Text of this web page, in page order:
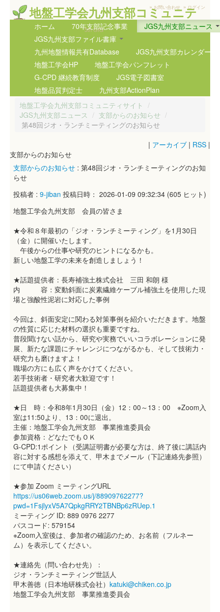
地盤工学会九州支部コミュニテ
ィサイト
5th GIG
» お問い合わせ » ログイン
ホーム 70年支部記念事業
JGS九州支部ニュース
JGS九州支部ファイル書庫
九州地盤情報共有Database
JGS九州支部カレンダー
地盤工学会HP
地盤工学会パンフレット
G-CPD 継続教育制度
JGS電子図書室
地盤品質判定士
九州支部ActionPlan
地盤工学会九州支部コミュニティサイト /
JGS九州支部ニュース / 支部からのお知らせ /
第48回ジオ・ランチミーティングのお知らせ
| アーカイブ | RSS |
支部からのお知らせ
支部からのお知らせ : 第48回ジオ・ランチミーティングのお知
らせ
投稿者 : 9-jiban 投稿日時： 2026-01-09 09:32:34 (605 ヒット)
地盤工学会九州支部 会員の皆さま
★令和８年最初の「ジオ・ランチミーティング」を1月30日
（金）に開催いたします。
午後からの仕事や研究のヒントになるかも。
新しい地盤工学の未来を創造しましょう！
★話題提供者：長寿補強土株式会社 三田 和朗 様
内 容：変動斜面に炭素繊維ケーブル補強土を使用した現
場と強酸性泥岩に対応した事例
今回は、斜面安定に関わる対策事例を紹介いただきます。地盤
の性質に応じた材料の選択も重要ですね。
普段聞けない話から、研究や実務でいいコラボレーションに発
展、新たな課題にチャレンジにつながるかも、そして技術力・
研究力も磨けますよ！
職場の方にも広く声をかけてください。
若手技術者・研究者大歓迎です！
話題提供者も大募集中！
★日 時：令和8年1月30日（金）12：00～13：00 ※Zoom入
室は11:50より、13：00に退出。
主催：地盤工学会九州支部 事業推進委員会
参加資格：どなたでもＯＫ
G-CPD:1ポイント（受講証明書が必要な方は、終了後に講話内
容に対する感想を添えて、甲木までメール（下記連絡先参照）
にて申請ください）
★参加 Zoom ミーティングURL
https://us06web.zoom.us/j/88909762277?
pwd=1FsjlyxV5A7QpkgRRY2TBNBp6zRUep.1
ミーティング ID: 889 0976 2277
パスコード: 579154
※Zoom入室後は、参加者の確認のため、お名前（フルネー
ム）を表示してください。
★連絡先（問い合わせ先）：
ジオ・ランチミーティング世話人
甲木善徳（日本地研株式会社） katuki@chiken.co.jp
地盤工学会九州支部 事業推進委員会